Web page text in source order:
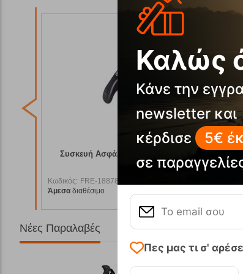
Συσκευή Ασφάλισης Bow Black Ocun
Κωδικός: FRE-18878
Άμεσα διαθέσιμο 39,95 €
Νέες Παραλαβές
Καλώς
Κάνε την
newsletter και
κέρδισε
5€
σε
Πες μας τι σ'